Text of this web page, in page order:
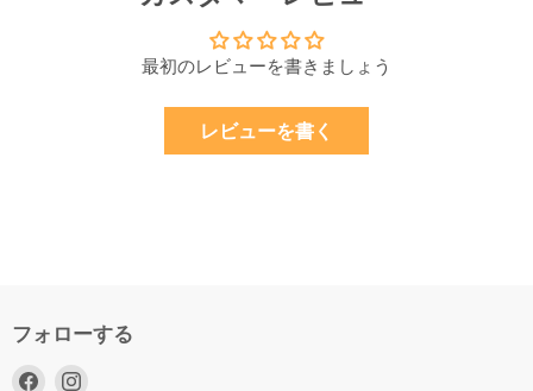
最初のレビューを書きましょう
レビューを書く
フォローする
Facebook